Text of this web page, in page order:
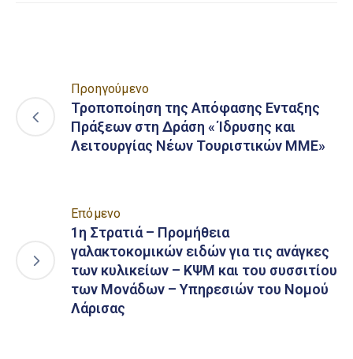
Προηγούμενο
Τροποποίηση της Απόφασης Ενταξης
Πράξεων στη Δράση « Ίδρυσης και
Λειτουργίας Νέων Τουριστικών ΜΜΕ»
Επόμενο
1η Στρατιά – Προμήθεια
γαλακτοκομικών ειδών για τις ανάγκες
των κυλικείων – ΚΨΜ και του συσσιτίου
των Μονάδων – Υπηρεσιών του Νομού
Λάρισας